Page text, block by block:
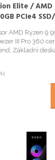
Elite / AMD
PCIe4
AMD Ryzen 9
III Pro 360
Základní